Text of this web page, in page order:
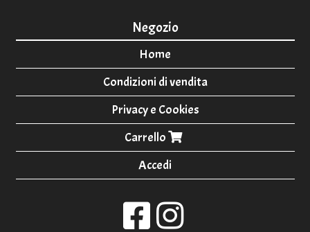
Negozio
Home
Condizioni di vendita
Privacy e Cookies
Carrello
Accedi